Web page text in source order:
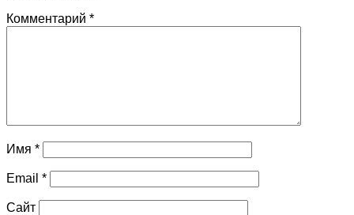
Комментарий *
Имя *
Email *
Сайт